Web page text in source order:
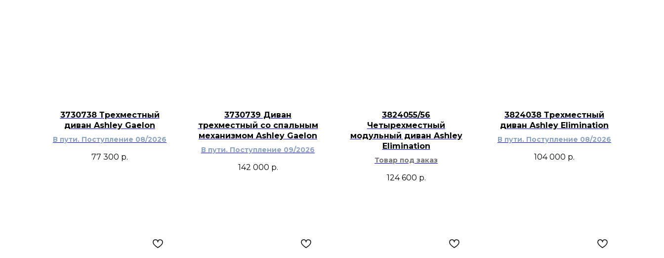
3730738 Трехместный
диван Ashley Gaelon
В пути. Поступление 08/2026
77 300 р.
3730739 Диван
трехместный со спальным
механизмом Ashley Gaelon
В пути. Поступление 09/2026
142 000 р.
3824055/56
Четырехместный
модульный диван Ashley
Elimination
Товар под заказ
124 600 р.
3824038 Трехместный
диван Ashley Elimination
В пути. Поступление 08/2026
104 000 р.